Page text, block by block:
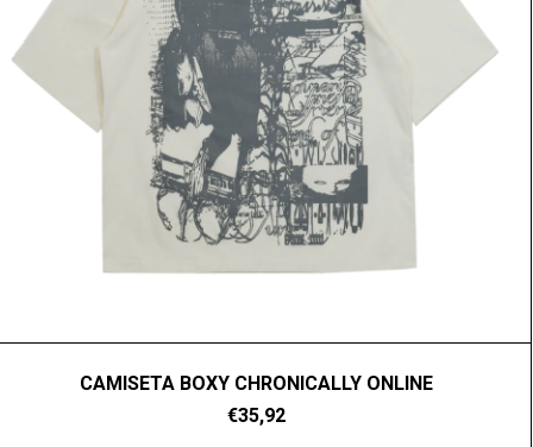
CAMISETA BOXY CHRONICALLY ONLINE
€35,92